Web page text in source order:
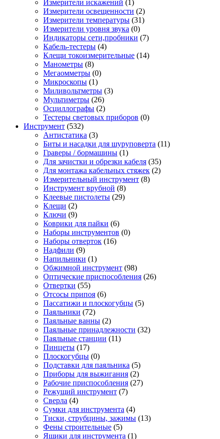
Измерители искажений (1)
Измерители освещенности (2)
Измерители температуры (31)
Измерители уровня звука (0)
Индикаторы сети,пробники (7)
Кабель-тестеры (4)
Клещи токоизмерительные (14)
Манометры (8)
Мегаомметры (0)
Микроскопы (1)
Миливольтметры (3)
Мультиметры (26)
Осциллографы (2)
Тестеры световых приборов (0)
Инструмент (532)
Антистатика (3)
Биты и насадки для шуруповерта (11)
Граверы / бормашины (1)
Для зачистки и обрезки кабеля (35)
Для монтажа кабельных стяжек (2)
Измерительный инструмент (8)
Инструмент врубной (8)
Клеевые пистолеты (29)
Клещи (2)
Ключи (9)
Коврики для пайки (6)
Наборы инструментов (0)
Наборы отверток (16)
Надфили (9)
Напильники (1)
Обжимной инструмент (98)
Оптические приспособления (26)
Отвертки (55)
Отсосы припоя (6)
Пассатижи и плоскогубцы (5)
Паяльники (72)
Паяльные ванны (2)
Паяльные принадлежности (32)
Паяльные станции (11)
Пинцеты (17)
Плоскогубцы (0)
Подставки для паяльника (5)
Приборы для выжигания (2)
Рабочие приспособления (27)
Режущий инструмент (7)
Сверла (4)
Сумки для инструмента (4)
Тиски, струбцины, зажимы (13)
Фены строительные (5)
Ящики для инструмента (1)